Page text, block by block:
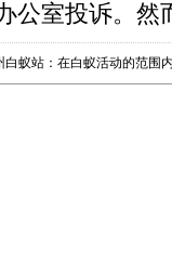
公室投诉。然
白蚁站：在白蚁活动的范围